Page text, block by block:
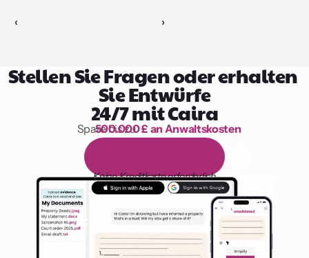
‹ ›
Stellen Sie Fragen oder erhalten
Sie Entwürfe
24/7 mit Caira
1.000 Stunden Lesen
Spare bis zu
500.000 £ an Anwaltskosten
äg on
Keine Kreditkarte erforderlich